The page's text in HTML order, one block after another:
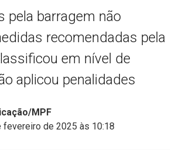
pela barragem não
recomendadas pela
em nível de
aplicou penalidades
MPF
fevereiro de 2025 às 10:18